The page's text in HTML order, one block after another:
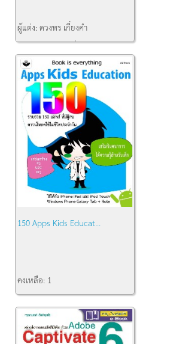
ผู้แต่ง:ดวงพร เกี๋ยงคำ
สำนักพิมพ์:โปรวิชั่น
คงเหลือ: 1
150 Apps Kids Educat...
คงเหลือ: 1